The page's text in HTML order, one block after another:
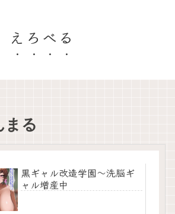
えろべる
まる
黒ギャル改造学園〜洗脳ギ
ャル増産中